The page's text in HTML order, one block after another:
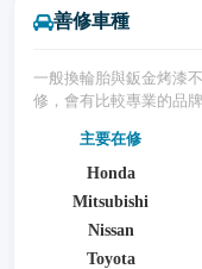
善修車種
一般換輪胎與鈑金烤漆
修，會有比較專業的品牌
主要在修
Honda
Mitsubishi
Nissan
Toyota